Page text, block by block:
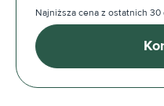
Najniższa cena z ostatnich 30